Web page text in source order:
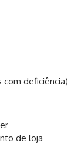
com deficiência)
de loja